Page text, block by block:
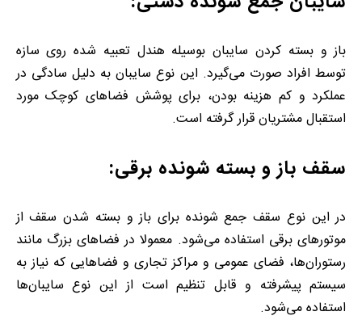
باز و بسته کردن سایبان بوسیله هندل تعبیه شده روی سازه
توسط افراد صورت می‌گیرد. این نوع سایبان به دلیل سادگی در
عملکرد و کم هزینه بودن، برای پوشش فضاهای کوچک مورد
استقبال مشتریان قرار گرفته است.
سقف باز و بسته شونده برقی:
در این نوع سقف جمع شونده برای باز و بسته شدن سقف از
موتورهای برقی استفاده می‌شود. معمولا در فضاهای بزرگ مانند
رستوران‌ها، فضای عمومی و مراکز تجاری و فضاهایی که نیاز به
سیستم پیشرفته و قابل تنظیم است از این نوع سایبان‌ها
استفاده می‌شود.